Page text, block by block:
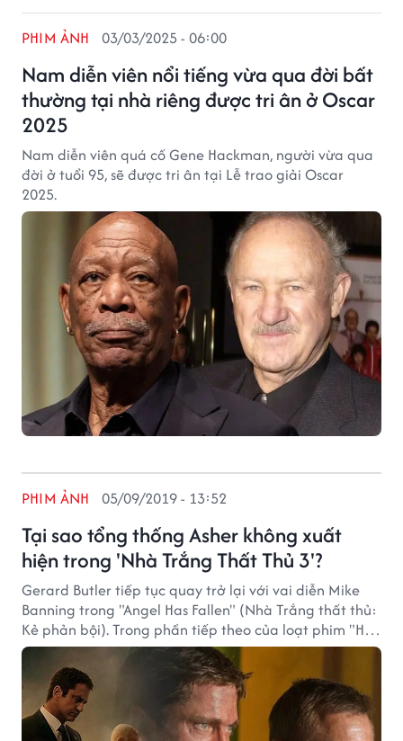
Nam diễn viên nổi tiếng vừa qua đời bất
thường tại nhà riêng được tri ân ở Oscar
2025
PHIM ẢNH 03/03/2025 - 06:00
Nam diễn viên quá cố Gene Hackman, người vừa qua
đời ở tuổi 95, sẽ được tri ân tại Lễ trao giải Oscar
2025.
Tại sao tổng thống Asher không xuất
hiện trong 'Nhà Trắng Thất Thủ 3'?
PHIM ẢNH 05/09/2019 - 13:52
Gerard Butler tiếp tục quay trở lại với vai diễn Mike
Banning trong "Angel Has Fallen" (Nhà Trắng thất thủ:
Kẻ phản bội). Trong phần tiếp theo của loạt phim "Has
Fallen", đặc vụ Mike Banning phải tìm cách giành lại
công lý cho chính mình sau khi bị kẻ gian đổ tội ám sát
tổng thống Mỹ.